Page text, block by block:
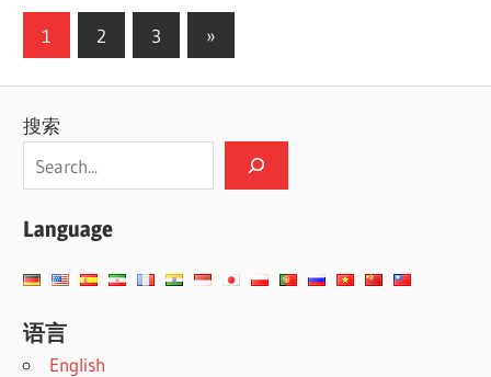
文
分
页
1 2 3
Next
Posts
»
搜索
Language
语言
English